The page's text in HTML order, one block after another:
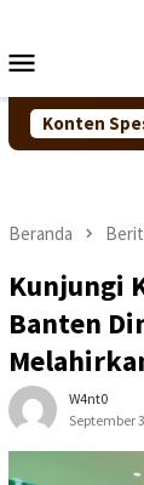
konten
Mobile
Konten
Pilar
Beranda
Kunjungi
Banten
W4nt0
September